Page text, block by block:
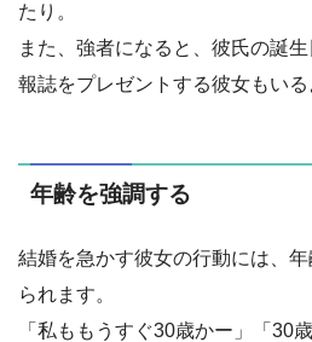
たり。
また、強者になると、彼氏の誕
報誌をプレゼントする彼女もいる
年齢を強調する
結婚を急かす彼女の行動には、
られます。
「私ももうすぐ30歳かー」「30